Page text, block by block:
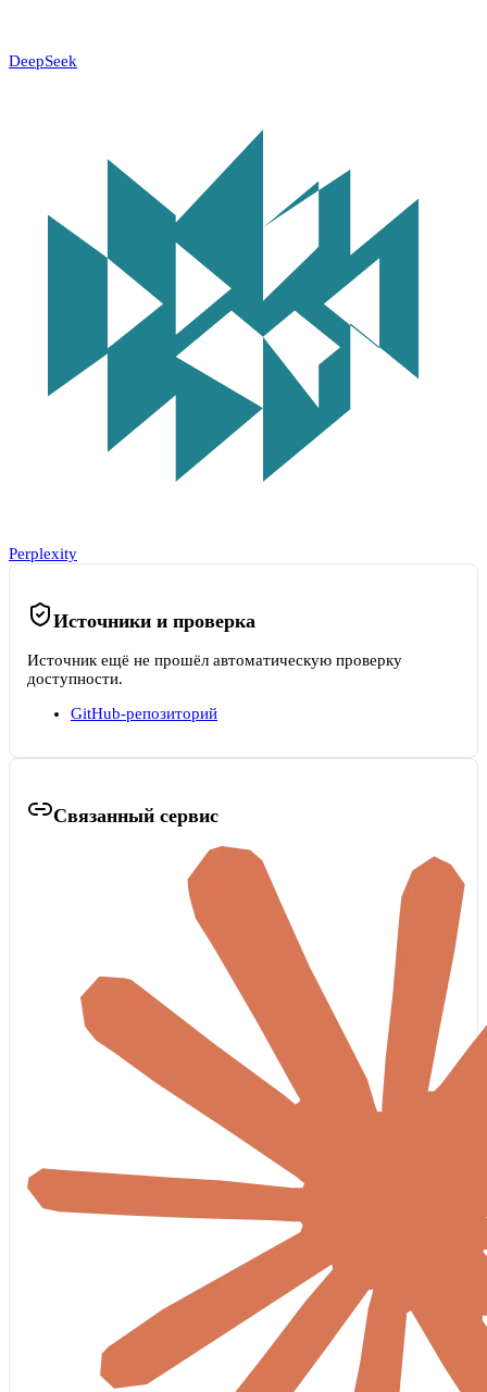
DeepSeek
Perplexity
Источники и проверка
Источник ещё не прошёл автоматическую проверку
доступности.
GitHub-репозиторий
Связанный сервис